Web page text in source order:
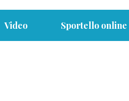
Video Sportello online